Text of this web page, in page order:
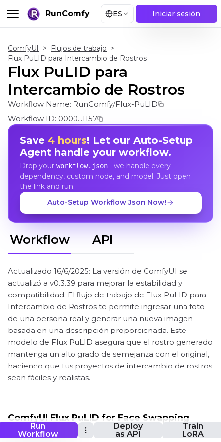
RunComfy ES Iniciar sesión
Run
Workflow
Deploy
as API
Train
LoRA
ComfyUI > Flujos de trabajo >
Flux PuLID para Intercambio de Rostros
Flux PuLID para
Intercambio de Rostros
Workflow Name: RunComfy/Flux-PuLID
Workflow ID: 0000...1157
Save 4 hours! Let our Auto-Setup
Agent handle your workflow.
Drop your workflow.json- we handle every
dependency, custom node, and model. Just open
the link and run.
Auto-Setup Workflow Json Now!
Workflow API
Actualizado 16/6/2025: La versión de ComfyUI se
actualizó a v0.3.39 para mejorar la estabilidad y
compatibilidad. El flujo de trabajo de Flux PuLID para
Intercambio de Rostros te permite ingresar una foto
de una persona real y generar una nueva imagen
basada en una descripción proporcionada. Este
modelo de Flux PuLID asegura que el rostro generado
mantenga un alto grado de semejanza con el original,
haciendo que tus proyectos de intercambio de rostros
sean fáciles y realistas.
ComfyUI Flux PuLID for Face Swapping
Flujo de trabajo